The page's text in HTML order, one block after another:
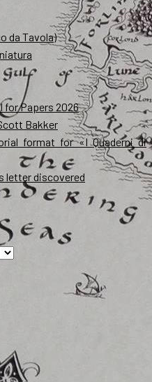
da Tavola)
for Papers 2026
Bakker
format for «I Quaderni di
letter discovered